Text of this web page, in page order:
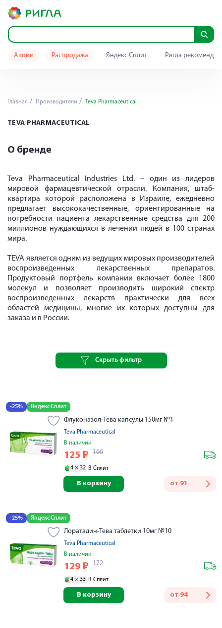
Акции Распродажа Яндекс Сплит Ригла
Главная Производители Teva Pharmaceutical
TEVA PHARMACEUTICAL
О бренде
Teva Pharmaceutical Industries Ltd. – один из лидеров
мировой фармацевтической отрасли. Компания, штаб-
квартира которой расположена в Израиле, ежедневно
предлагает высококачественные, ориентированные на
потребности пациента лекарственные средства для 200
миллионов нуждающихся в лечении людей в 100 странах
мира.
TEVA является одним из ведущих мировых производителей
воспроизведенных лекарственных препаратов.
Продуктовый портфель компании включает более 1800
молекул и позволяет производить широкий спектр
воспроизведенных лекарств практически для всех
областей медицины, многие их которых доступны для
заказа и в России.
Скрыть фильтр
-25% Яндекс Сплит
Флуконазол-Тева капсулы 150мг №1
Teva Pharmaceutical
В наличии
125 ₽ 166
4 × 32 В Сплит
от 91
В корзину
-25% Яндекс Сплит
Лоратадин-Тева таблетки 10мг №10
Teva Pharmaceutical
В наличии
129 ₽ 172
4 × 33 В Сплит
от 94
В корзину